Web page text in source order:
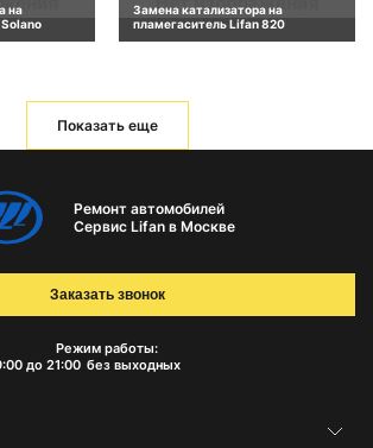
на
Замена катализатора на
пламегаситель Lifan 820
Показать еще
Ремонт автомобилей
Сервис Lifan в Москве
Режим работы:
до 21:00 без выходных
Заказать звонок